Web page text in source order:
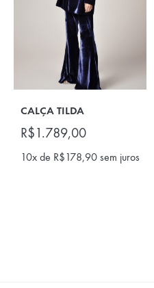
CALÇA TILDA
R$1.789,00
10x de R$178,90 sem juros